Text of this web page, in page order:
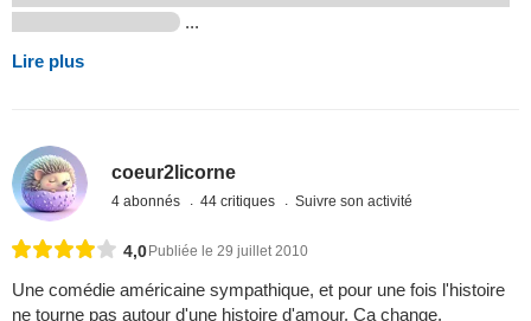
...
Lire plus
coeur2licorne
4 abonnés 44 critiques Suivre son activité
4,0Publiée le 29 juillet 2010
Une comédie américaine sympathique, et pour une fois l'histoire
ne tourne pas autour d'une histoire d'amour. Ca change.